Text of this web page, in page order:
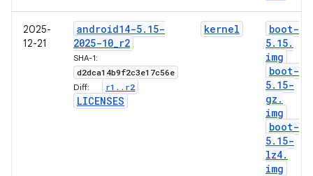
2025-
12-21
android14-5. 15-
2025-10_r2
SHA-1:
d2dca14b9f2c3e17c56e
Diff: r1 . . r2
LICENSES
kernel
boot-
5. 15.
img
boot-
5. 15-
gz .
img
boot-
5. 15-
lz4.
img